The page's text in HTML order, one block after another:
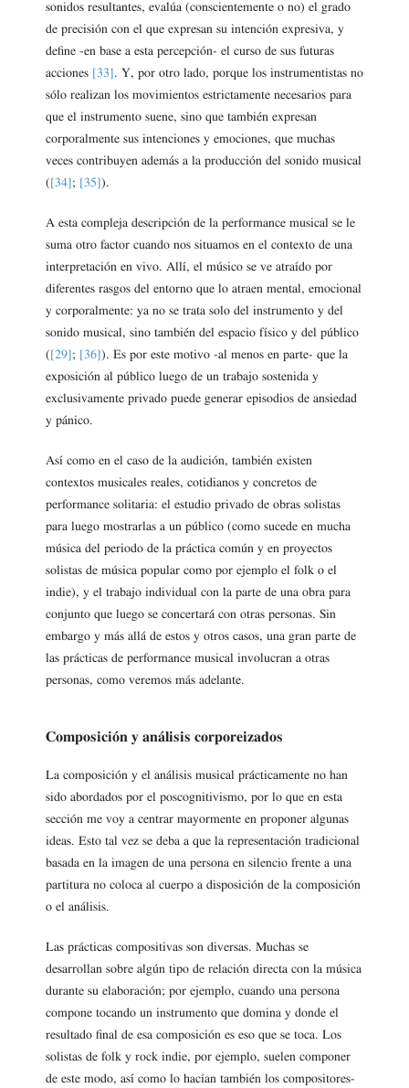
sonidos resultantes, evalúa (conscientemente o no) el grado
de precisión con el que expresan su intención expresiva, y
define -en base a esta percepción- el curso de sus futuras
acciones [33] . Y, por otro lado, porque los instrumentistas no
sólo realizan los movimientos estrictamente necesarios para
que el instrumento suene, sino que también expresan
corporalmente sus intenciones y emociones, que muchas
veces contribuyen además a la producción del sonido musical
( [34] ; [35] ).
A esta compleja descripción de la performance musical se le
suma otro factor cuando nos situamos en el contexto de una
interpretación en vivo. Allí, el músico se ve atraído por
diferentes rasgos del entorno que lo atraen mental, emocional
y corporalmente: ya no se trata solo del instrumento y del
sonido musical, sino también del espacio físico y del público
( [29] ; [36] ). Es por este motivo -al menos en parte- que la
exposición al público luego de un trabajo sostenida y
exclusivamente privado puede generar episodios de ansiedad
y pánico.
Así como en el caso de la audición, también existen
contextos musicales reales, cotidianos y concretos de
performance solitaria: el estudio privado de obras solistas
para luego mostrarlas a un público (como sucede en mucha
música del periodo de la práctica común y en proyectos
solistas de música popular como por ejemplo el folk o el
indie), y el trabajo individual con la parte de una obra para
conjunto que luego se concertará con otras personas. Sin
embargo y más allá de estos y otros casos, una gran parte de
las prácticas de performance musical involucran a otras
personas, como veremos más adelante.
Composición y análisis corporeizados
La composición y el análisis musical prácticamente no han
sido abordados por el poscognitivismo, por lo que en esta
sección me voy a centrar mayormente en proponer algunas
ideas. Esto tal vez se deba a que la representación tradicional
basada en la imagen de una persona en silencio frente a una
partitura no coloca al cuerpo a disposición de la composición
o el análisis.
Las prácticas compositivas son diversas. Muchas se
desarrollan sobre algún tipo de relación directa con la música
durante su elaboración; por ejemplo, cuando una persona
compone tocando un instrumento que domina y donde el
resultado final de esa composición es eso que se toca. Los
solistas de folk y rock indie, por ejemplo, suelen componer
de este modo, así como lo hacían también los compositores-